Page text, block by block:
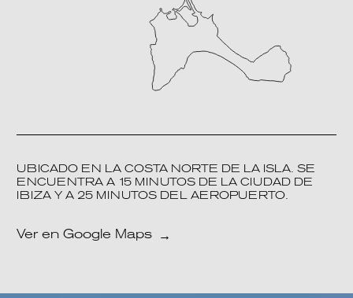
UBICADO EN LA COSTA NORTE DE LA ISLA. SE
ENCUENTRA A 15 MINUTOS DE LA CIUDAD DE
IBIZA Y A 25 MINUTOS DEL AEROPUERTO.
Ver en Google Maps